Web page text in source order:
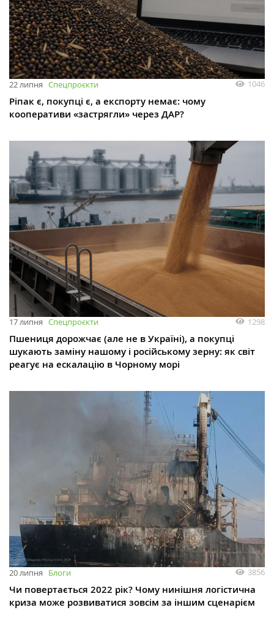
22 липня Спецпроєкти 1046
Ріпак є, покупці є, а експорту немає: чому
кооперативи «застрягли» через ДАР?
17 липня Спецпроєкти 1298
Пшениця дорожчає (але не в Україні), а покупці
шукають заміну нашому і російському зерну: як світ
реагує на ескалацію в Чорному морі
20 липня Блоги 3856
Чи повертається 2022 рік? Чому нинішня логістична
криза може розвиватися зовсім за іншим сценарієм